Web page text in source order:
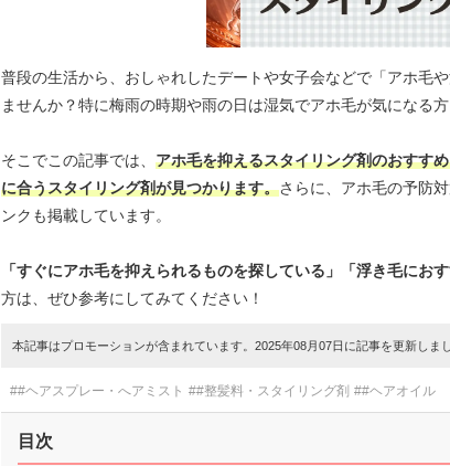
普段の生活から、おしゃれしたデートや女子会などで「アホ毛
ませんか？特に梅雨の時期や雨の日は湿気でアホ毛が気になる方
そこでこの記事では、 アホ毛を抑えるスタイリング剤のおすす
に合うスタイリング剤が見つかります。さらに、アホ毛の予防
ンクも掲載しています。
「すぐにアホ毛を抑えられるものを探している」「浮き毛にお
方は、ぜひ参考にしてみてください！
本記事はプロモーションが含まれています。2025年08月07日に記事を更新しま
##ヘアスプレー・へアミスト ##整髪料・スタイリング剤 ##ヘアオイル
目次